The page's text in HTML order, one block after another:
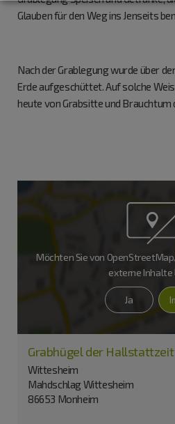
Glauben für den Weg ins Jenseits
Nach der Grablegung wurde über
Erde aufgeschüttet. Auf solche
heute von Grabsitte und Brauchtum
Möchten Sie von
externe Inhalte
Ja
Grabhügel der Hallstattzeit
Wittesheim
Mahdschlag Wittesheim
86653 Monheim